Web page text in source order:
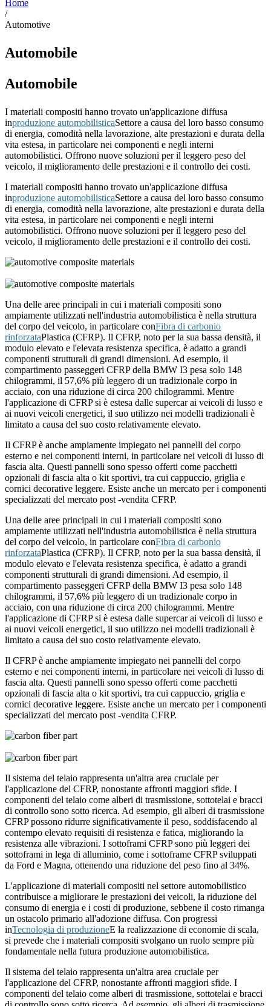
Home
/
Automotive
Automobile
Automobile
I materiali compositi hanno trovato un'applicazione diffusa
inproduzione automobilisticaSettore a causa del loro basso consumo
di energia, comodità nella lavorazione, alte prestazioni e durata della
vita estesa, in particolare nei componenti e negli interni
automobilistici. Offrono nuove soluzioni per il leggero peso del
veicolo, il miglioramento delle prestazioni e il controllo dei costi.
I materiali compositi hanno trovato un'applicazione diffusa
inproduzione automobilisticaSettore a causa del loro basso consumo
di energia, comodità nella lavorazione, alte prestazioni e durata della
vita estesa, in particolare nei componenti e negli interni
automobilistici. Offrono nuove soluzioni per il leggero peso del
veicolo, il miglioramento delle prestazioni e il controllo dei costi.
Una delle aree principali in cui i materiali compositi sono
ampiamente utilizzati nell'industria automobilistica è nella struttura
del corpo del veicolo, in particolare conFibra di carbonio
rinforzataPlastica (CFRP). Il CFRP, noto per la sua bassa densità, il
modulo elevato e l'elevata resistenza specifica, è adatto a grandi
componenti strutturali di grandi dimensioni. Ad esempio, il
compartimento passeggeri CFRP della BMW I3 pesa solo 148
chilogrammi, il 57,6% più leggero di un tradizionale corpo in
acciaio, con una riduzione di circa 200 chilogrammi. Mentre
l'applicazione di CFRP si è estesa dalle supercar ai veicoli di lusso e
ai nuovi veicoli energetici, il suo utilizzo nei modelli tradizionali è
limitato a causa del suo costo relativamente elevato.
Il CFRP è anche ampiamente impiegato nei pannelli del corpo
esterno e nei componenti interni, in particolare nei veicoli di lusso di
fascia alta. Questi pannelli sono spesso offerti come pacchetti
opzionali di fascia alta o kit sportivi, tra cui cappuccio, griglia e
cornici decorative leggere. Esiste anche un mercato per i componenti
specializzati del mercato post -vendita CFRP.
Una delle aree principali in cui i materiali compositi sono
ampiamente utilizzati nell'industria automobilistica è nella struttura
del corpo del veicolo, in particolare conFibra di carbonio
rinforzataPlastica (CFRP). Il CFRP, noto per la sua bassa densità, il
modulo elevato e l'elevata resistenza specifica, è adatto a grandi
componenti strutturali di grandi dimensioni. Ad esempio, il
compartimento passeggeri CFRP della BMW I3 pesa solo 148
chilogrammi, il 57,6% più leggero di un tradizionale corpo in
acciaio, con una riduzione di circa 200 chilogrammi. Mentre
l'applicazione di CFRP si è estesa dalle supercar ai veicoli di lusso e
ai nuovi veicoli energetici, il suo utilizzo nei modelli tradizionali è
limitato a causa del suo costo relativamente elevato.
Il CFRP è anche ampiamente impiegato nei pannelli del corpo
esterno e nei componenti interni, in particolare nei veicoli di lusso di
fascia alta. Questi pannelli sono spesso offerti come pacchetti
opzionali di fascia alta o kit sportivi, tra cui cappuccio, griglia e
cornici decorative leggere. Esiste anche un mercato per i componenti
specializzati del mercato post -vendita CFRP.
Il sistema del telaio rappresenta un'altra area cruciale per
l'applicazione del CFRP, nonostante affronti maggiori sfide. I
componenti del telaio come alberi di trasmissione, sottotelai e bracci
di controllo sono sotto ricerca. Ad esempio, gli alberi di trasmissione
CFRP possono ridurre significativamente il peso, soddisfacendo al
contempo elevato requisiti di resistenza e fatica, migliorando la
resistenza alle vibrazioni. I sottoframi CFRP sono più leggeri dei
sottoframi in lega di alluminio, come i sottoframe CFRP sviluppati
da Ford e Magna, ottenendo una riduzione del peso fino al 34%.
L'applicazione di materiali compositi nel settore automobilistico
contribuisce a migliorare le prestazioni dei veicoli, la riduzione del
consumo di energia e i costi di produzione, sebbene il costo rimanga
un ostacolo primario all'adozione diffusa. Con progressi
inTecnologia di produzioneE la realizzazione di economie di scala,
si prevede che i materiali compositi svolgano un ruolo sempre più
fondamentale nella futura produzione automobilistica.
Il sistema del telaio rappresenta un'altra area cruciale per
l'applicazione del CFRP, nonostante affronti maggiori sfide. I
componenti del telaio come alberi di trasmissione, sottotelai e bracci